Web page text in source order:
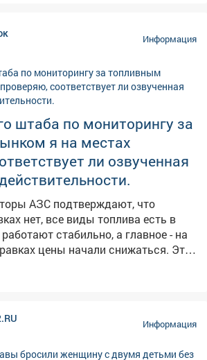
входы в муравейники-к
к
день; ➖А если в этот
по поверью, зиму проживёте без
Информация
штаба по мониторингу за
я на местах
ли озвученная
АЗС подтверждают, что
нет, все виды топлива есть в
стабильно, а главное - на
цены начали снижаться. Это
вопрос остается на контроле -
с оптовиками, розничными
Информация